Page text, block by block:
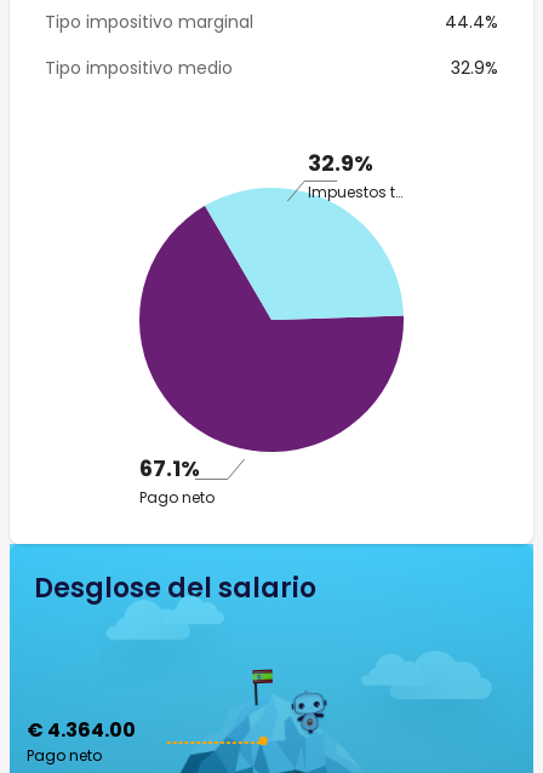
Tipo impositivo marginal
44.4%
Tipo impositivo medio
32.9%
32.9%
Impuestos totales
67.1%
Pago neto
Desglose del salario
€ 4.364.00
Pago neto